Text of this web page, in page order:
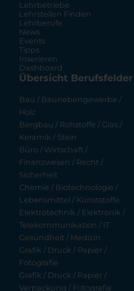
Lehrbetriebe
Lehrstellen Finden
Lehrberufe
News
Events
Tipps
Inserieren
Dashboard
Übersicht Berufsfelder
Bau / Baunebengewerbe /
Holz
Bergbau / Rohstoffe / Glas /
Keramik / Stein
Büro / Wirtschaft /
Finanzwesen / Recht /
Sicherheit
Chemie / Biotechnologie /
Lebensmittel / Kunststoffe
Elektrotechnik / Elektronik /
Telekommunikation / IT
Gesundheit / Medizin
Grafik / Druck / Papier /
Fotografie
Grafik / Druck / Papier /
Verpackung / Fotografie